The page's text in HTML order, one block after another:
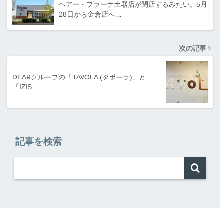
ヘアー・プラーナ土器店が閉店するみたい。5月
28日から金倉店へ…
次の記事
DEARグループの「TAVOLA (タボーラ)」と
「IZIS …
記事を検索